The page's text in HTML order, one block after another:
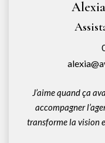
J’aime quand ça
accompagner
transforme la vision